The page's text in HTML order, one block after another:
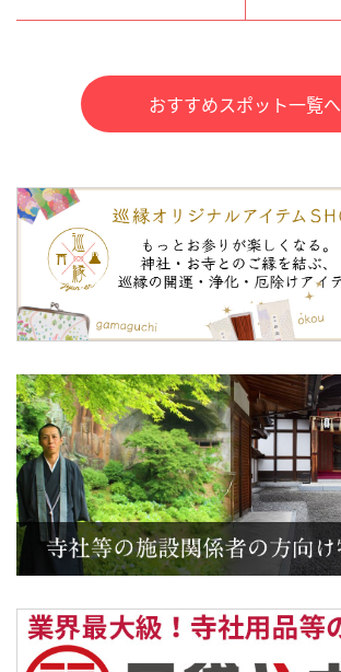
おすすめスポット一覧へ